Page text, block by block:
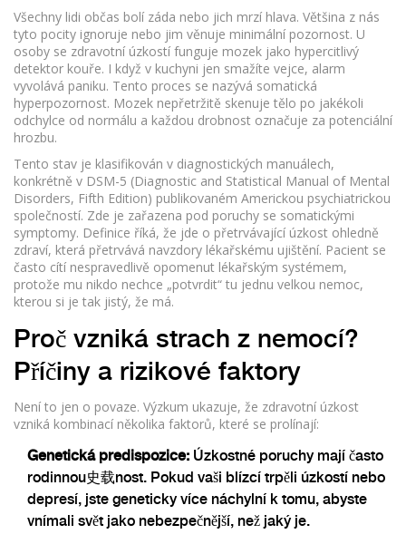
Všechny lidi občas bolí záda nebo jich mrzí hlava. Většina z nás
tyto pocity ignoruje nebo jim věnuje minimální pozornost. U
osoby se zdravotní úzkostí funguje mozek jako hypercitlivý
detektor kouře. I když v kuchyni jen smažíte vejce, alarm
vyvolává paniku. Tento proces se nazývá somatická
hyperpozornost. Mozek nepřetržitě skenuje tělo po jakékoli
odchylce od normálu a každou drobnost označuje za potenciální
hrozbu.
Tento stav je klasifikován v diagnostických manuálech,
konkrétně v DSM-5 (Diagnostic and Statistical Manual of Mental
Disorders, Fifth Edition) publikovaném Americkou psychiatrickou
společností. Zde je zařazena pod poruchy se somatickými
symptomy. Definice říká, že jde o přetrvávající úzkost ohledně
zdraví, která přetrvává navzdory lékařskému ujištění. Pacient se
často cítí nespravedlivě opomenut lékařským systémem,
protože mu nikdo nechce „potvrdit“ tu jednu velkou nemoc,
kterou si je tak jistý, že má.
Proč vzniká strach z nemocí?
Příčiny a rizikové faktory
Není to jen o povaze. Výzkum ukazuje, že zdravotní úzkost
vzniká kombinací několika faktorů, které se prolínají:
Genetická predispozice: Úzkostné poruchy mají často
rodinnou史载nost. Pokud vaši blízcí trpěli úzkostí nebo
depresí, jste geneticky více náchylní k tomu, abyste
vnímali svět jako nebezpečnější, než jaký je.